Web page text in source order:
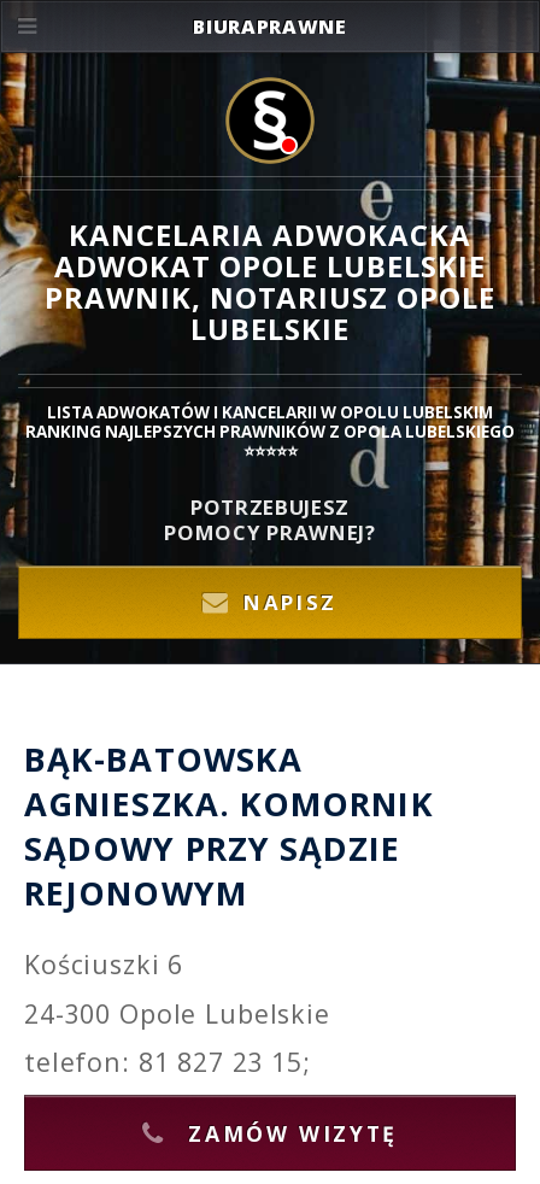
KANCELARIA ADWOKACKA
ADWOKAT OPOLE LUBELSKIE
PRAWNIK, NOTARIUSZ OPOLE
LUBELSKIE
LISTA ADWOKATÓW I KANCELARII W OPOLU LUBELSKIM
RANKING NAJLEPSZYCH PRAWNIKÓW Z OPOLA LUBELSKIEGO
⭐⭐⭐⭐⭐
POTRZEBUJESZ
POMOCY PRAWNEJ?
NAPISZ
BĄK-BATOWSKA
AGNIESZKA. KOMORNIK
SĄDOWY PRZY SĄDZIE
REJONOWYM
Kościuszki 6
24-300 Opole Lubelskie
telefon: 81 827 23 15;
ZAMÓW WIZYTĘ
BIURAPRAWNE